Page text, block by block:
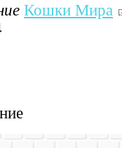
Кошки Мира